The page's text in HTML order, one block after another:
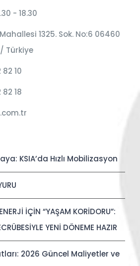
- 18.30
1325. Sok. No:6 06460
Türkiye
10
18
KSIA’da Hızlı Mobilizasyon
İÇİN “YAŞAM KORİDORU”:
YENİ DÖNEME HAZIR
2026 Güncel Maliyetler ve